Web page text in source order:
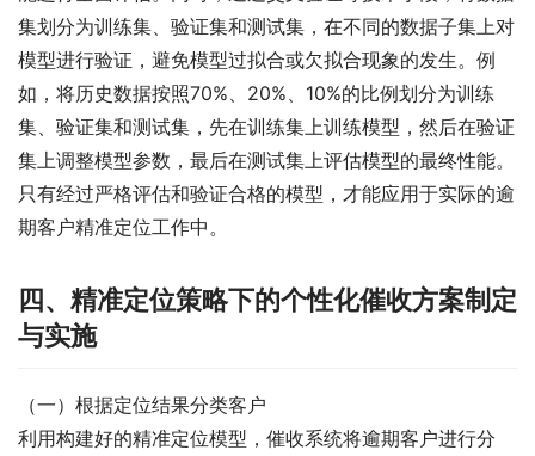
集划分为训练集、验证集和测试集，在不同的数据子集上对
模型进行验证，避免模型过拟合或欠拟合现象的发生。例
如，将历史数据按照70%、20%、10%的比例划分为训练
集、验证集和测试集，先在训练集上训练模型，然后在验证
集上调整模型参数，最后在测试集上评估模型的最终性能。
只有经过严格评估和验证合格的模型，才能应用于实际的逾
期客户精准定位工作中。
四、精准定位策略下的个性化催收方案制定
与实施
（一）根据定位结果分类客户
利用构建好的精准定位模型，催收系统将逾期客户进行分